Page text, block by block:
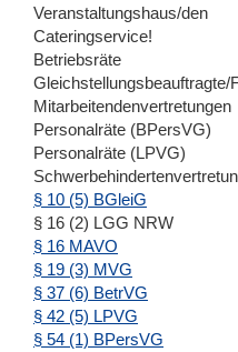
Veranstaltungshaus/den
Cateringservice!
Betriebsräte
Gleichstellungsbeauftragte/
Mitarbeitendenvertretungen
Personalräte (BPersVG)
Personalräte (LPVG)
§ 10 (5) BGleiG
§ 16 (2) LGG NRW
§ 16 MAVO
§ 19 (3) MVG
§ 37 (6) BetrVG
§ 42 (5) LPVG
§ 54 (1) BPersVG